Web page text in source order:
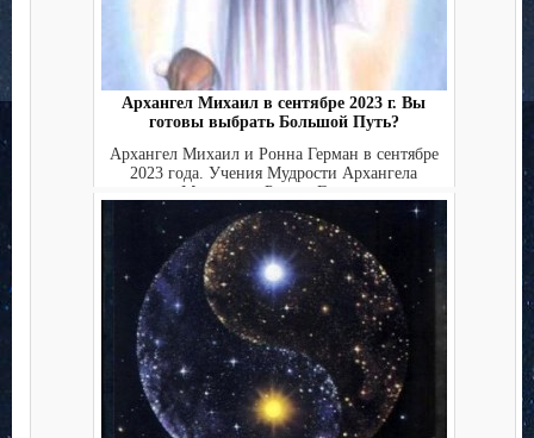
Архангел Михаил в сентябре 2023 г. Вы
готовы выбрать Большой Путь?
Архангел Михаил и Ронна Герман в сентябре
2023 года. Учения Мудрости Архангела
Михаила и Ронны Герм...